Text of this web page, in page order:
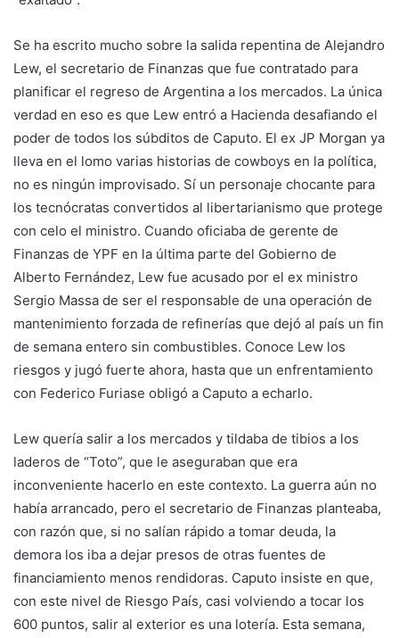
Se ha escrito mucho sobre la salida repentina de Alejandro
Lew, el secretario de Finanzas que fue contratado para
planificar el regreso de Argentina a los mercados. La única
verdad en eso es que Lew entró a Hacienda desafiando el
poder de todos los súbditos de Caputo. El ex JP Morgan ya
lleva en el lomo varias historias de cowboys en la política,
no es ningún improvisado. Sí un personaje chocante para
los tecnócratas convertidos al libertarianismo que protege
con celo el ministro. Cuando oficiaba de gerente de
Finanzas de YPF en la última parte del Gobierno de
Alberto Fernández, Lew fue acusado por el ex ministro
Sergio Massa de ser el responsable de una operación de
mantenimiento forzada de refinerías que dejó al país un fin
de semana entero sin combustibles. Conoce Lew los
riesgos y jugó fuerte ahora, hasta que un enfrentamiento
con Federico Furiase obligó a Caputo a echarlo.
Lew quería salir a los mercados y tildaba de tibios a los
laderos de “Toto”, que le aseguraban que era
inconveniente hacerlo en este contexto. La guerra aún no
había arrancado, pero el secretario de Finanzas planteaba,
con razón que, si no salían rápido a tomar deuda, la
demora los iba a dejar presos de otras fuentes de
financiamiento menos rendidoras. Caputo insiste en que,
con este nivel de Riesgo País, casi volviendo a tocar los
600 puntos, salir al exterior es una lotería. Esta semana,